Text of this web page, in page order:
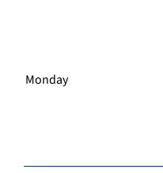
Monday